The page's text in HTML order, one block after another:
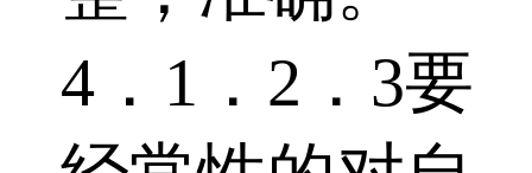
4．1．2．3要